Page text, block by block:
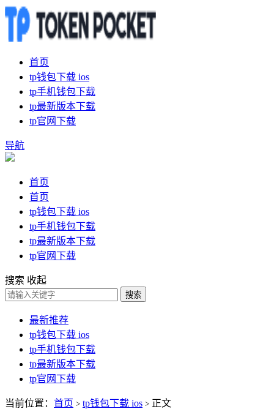
首页
tp钱包下载 ios
tp手机钱包下载
tp最新版本下载
tp官网下载
导航
首页
首页
tp钱包下载 ios
tp手机钱包下载
tp最新版本下载
tp官网下载
搜索 收起
搜索
最新推荐
tp钱包下载 ios
tp手机钱包下载
tp最新版本下载
tp官网下载
当前位置： 首页 > tp钱包下载 ios > 正文